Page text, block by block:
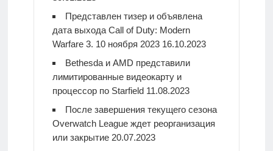
Представлен тизер и объявлена
дата выхода Call of Duty: Modern
Warfare 3. 10 ноября 2023 16.10.2023
Bethesda и AMD представили
лимитированные видеокарту и
процессор по Starfield 11.08.2023
После завершения текущего сезона
Overwatch League ждет реорганизация
или закрытие 20.07.2023